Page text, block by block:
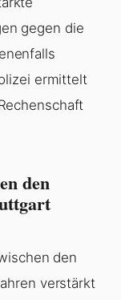
gegen die
ermittelt
den
den
verstärkt